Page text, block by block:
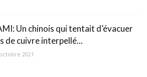
Un chinois qui tentait d’évacuer
de cuivre interpellé...
2021